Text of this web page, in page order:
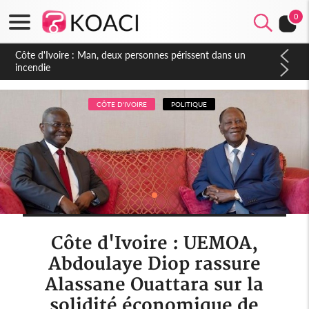
0
Côte d'Ivoire : Séileu, la célébration de la fête nationale
transformée en vaste campagne contre les produits
dépigmentants dangereux
CÔTE D'IVOIRE POLITIQUE
Côte d'Ivoire : UEMOA,
Abdoulaye Diop rassure
Alassane Ouattara sur la